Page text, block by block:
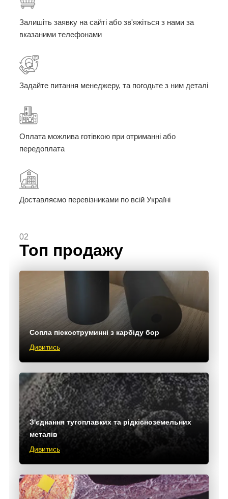
Залишіть заявку на сайті або зв'яжіться з нами за
вказаними телефонами
Задайте питання менеджеру, та погодьте з ним деталі
Оплата можлива готівкою при отриманні або
передоплата
Доставляємо перевізниками по всій Україні
02
Топ продажу
Сопла піскоструминні з карбіду бор
Дивитись
З'єднання тугоплавких та рідкісноземельних
металів
Дивитись